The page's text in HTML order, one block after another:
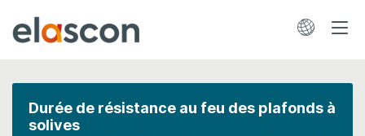
to
content
Durée de résistance au feu des plafonds à
solives